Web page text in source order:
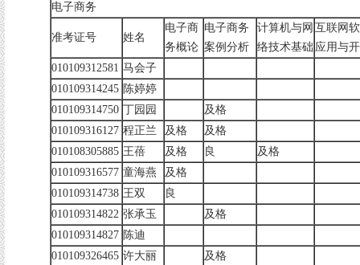
电子商务
准考证号 姓名
电子商
务概论
电子商务
案例分析
计算机与网
络技术基础
互联网
应用与
010109312581 马会子
010109314245 陈婷婷
010109314750 丁园园
及格
010109316127 程正兰 及格
及格
010108305885 王蓓 及格 良
及格
010109316577 童海燕
及格
010109314738 王双
良
010109314822 张承玉
及格
010109314827 陈迪
010109326465 许大丽
及格